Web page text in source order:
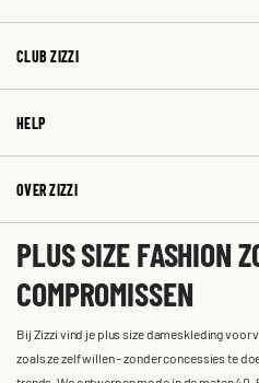
CLUB ZIZZI
HELP
OVER ZIZZI
PLUS SIZE FASHION
COMPROMISSEN
Bij Zizzi vind je plus size dameskleding voor
zoals ze zelf willen – zonder concessies te